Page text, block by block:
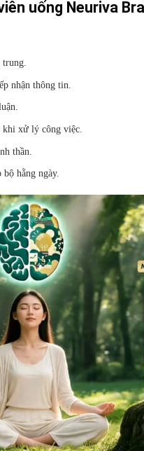
uống Neuriva
nhận thông tin.
xử lý công việc.
thần.
hằng ngày.